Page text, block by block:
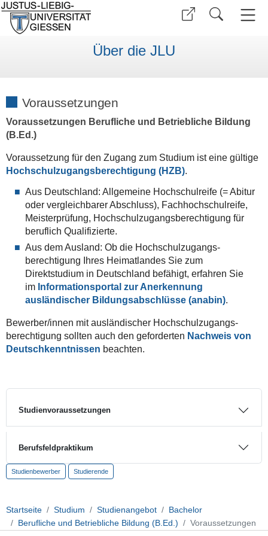
Über die JLU
Voraussetzungen
Voraussetzungen Berufliche und Betriebliche Bildung
(B.Ed.)
Voraussetzung für den Zugang zum Studium ist eine gültige
Hochschulzugangsberechtigung (HZB).
Aus Deutschland: Allgemeine Hochschul­reife (= Abitur
oder vergleichbarer Abschluss), Fach­hoch­schul­reife,
Meister­prüfung, Hochschul­zugangs­berechtigung für
beruflich Qualifizierte.
Aus dem Ausland: Ob die Hochschul­zugangs­
berechtigung Ihres Heimatlandes Sie zum
Direktstudium in Deutschland befähigt, erfahren Sie
im Informations­portal zur Anerkennung
ausländischer Bildungs­abschlüsse (anabin).
Bewerber/innen mit ausländischer Hochschul­­zugangs­­
berechtigung sollten auch den geforderten Nachweis von
Deutsch­kenntnissen beachten.
Studienvoraussetzungen
Berufsfeldpraktikum
Studienbewerber Studierende
Startseite Studium Studienangebot
Bachelor
Berufliche und Betriebliche Bildung (B.Ed.)
Voraussetzungen